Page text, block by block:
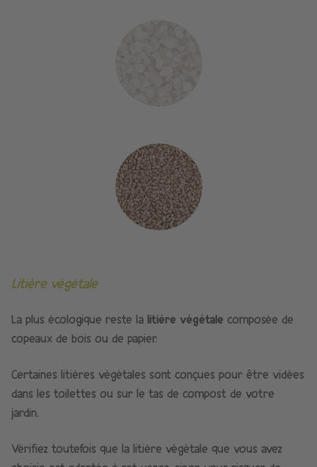
Litière végétale
La plus écologique reste la litière végétale composée de
copeaux de bois ou de papier.
Certaines litières végétales sont conçues pour être vidées
dans les toilettes ou sur le tas de compost de votre
jardin.
Vérifiez toutefois que la litière végétale que vous avez